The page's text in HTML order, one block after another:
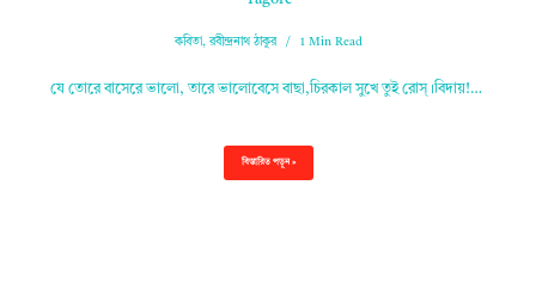
কবিতা,রবীন্দ্রনাথ ঠাকুর 1 Min Read
যে তোরে বাসেরে ভালো, তারে ভালোবেসে বাছা,চিরকাল সুখে তুই রোস্‌।বিদায়!…
বিস্তারিত পড়ুন »